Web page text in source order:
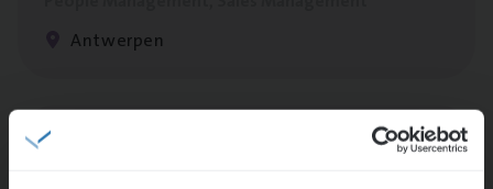
Antwerpen
Scha­de­be­heer­der verzekeringen